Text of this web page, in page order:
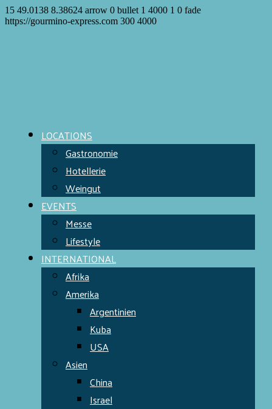
15 49.0138 8.38624 arrow 0 bullet 1 4000 1 0 fade
https://gourmino-express.com 300 4000
LOCATIONS
Gastronomie
Hotellerie
Weingut
EVENTS
Messe
Lifestyle
INTERNATIONAL
Afrika
Amerika
Argentinien
Kuba
USA
Asien
China
Israel